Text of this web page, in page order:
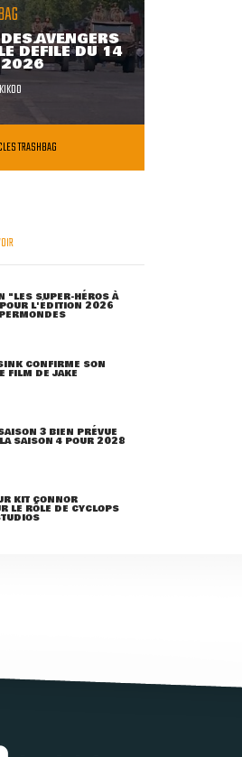
AVENGERS
DÉFILÉ DU 14
2026
TRASHBAG
"LES SUPER-HÉROS À
L'ÉDITION 2026
CONFIRME SON
FILM DE JAKE
3 BIEN PRÉVUE
SAISON 4 POUR 2028
KIT CONNOR
LE RÔLE DE CYCLOPS